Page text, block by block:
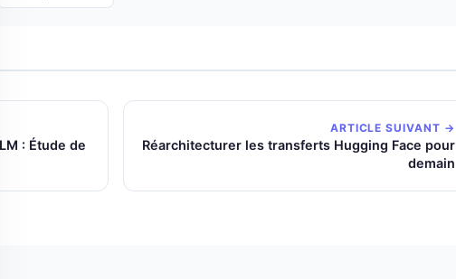
: Étude de
ARTICLE SUIVANT →
Réarchitecturer les transferts Hugging Face pour
demain